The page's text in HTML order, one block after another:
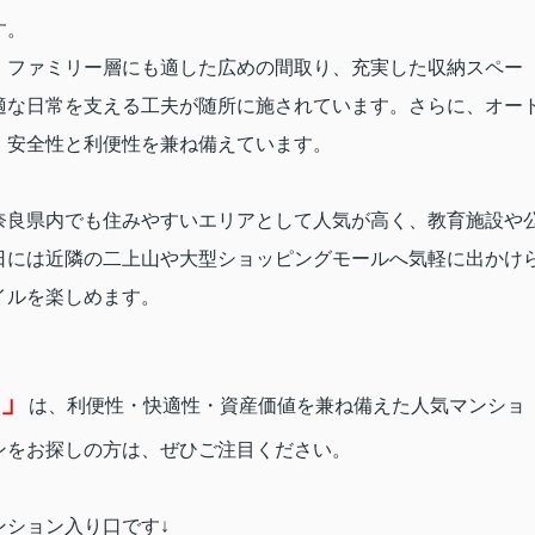
ァミリー層にも適した広めの間取り、充実した収納スペー
日常を支える工夫が随所に施されています。さらに、オー
全性と利便性を兼ね備えています。
県内でも住みやすいエリアとして人気が高く、教育施設や
は近隣の二上山や大型ショッピングモールへ気軽に出かけ
を楽しめます。
は、利便性・快適性・資産価値を兼ね備えた人気マンショ
お探しの方は、ぜひご注目ください。
ション入り口です↓